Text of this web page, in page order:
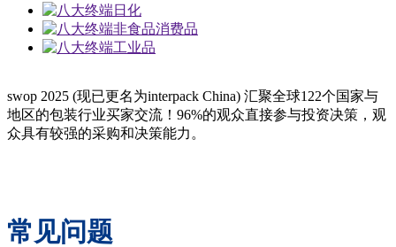
日化
非食品消费品
工业品
swop 2025 (现已更名为interpack China) 汇聚全球122个国家与
地区的包装行业买家交流！96%的观众直接参与投资决策，观
众具有较强的采购和决策能力。
常见问题